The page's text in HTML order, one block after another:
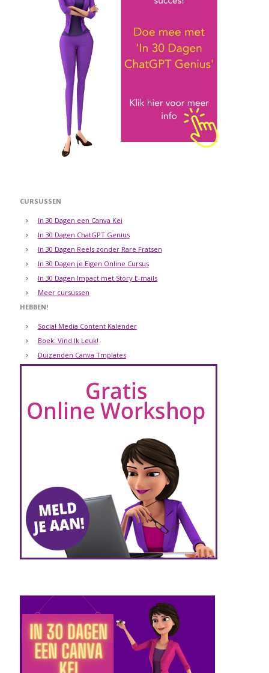
CURSUSSEN
In 30 Dagen een Canva Kei
In 30 Dagen ChatGPT Genius
In 30 Dagen Reels zonder Rare Fratsen
In 30 Dagen je Eigen Online Cursus
In 30 Dagen Impact met Story E-mails
Meer cursussen
HEBBEN!
Social Media Content Kalender
Boek: Vind Ik Leuk!
Duizenden Canva Tmplates